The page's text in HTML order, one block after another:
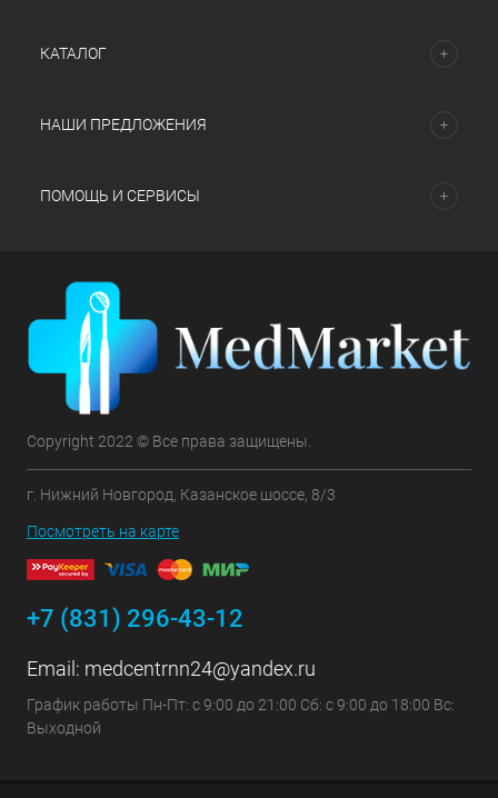
КАТАЛОГ
НАШИ ПРЕДЛОЖЕНИЯ
ПОМОЩЬ И СЕРВИСЫ
Copyright 2022 © Все права защищены.
г. Нижний Новгород, Казанское шоссе, 8/3
Посмотреть на карте
+7 (831) 296-43-12
Email: medcentrnn24@yandex.ru
График работы Пн-Пт: с 9:00 до 21:00 Сб: с 9:00 до 18:00 Вс:
Выходной